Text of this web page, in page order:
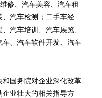
修、汽车美容、汽车租
汽车检测；二手车经
汽车培训、汽车展览、
、汽车软件开发、汽车
国务院对企业深化改革
业壮大的相关指导方